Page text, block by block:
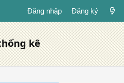
Đăng nhập Đăng ký
kê